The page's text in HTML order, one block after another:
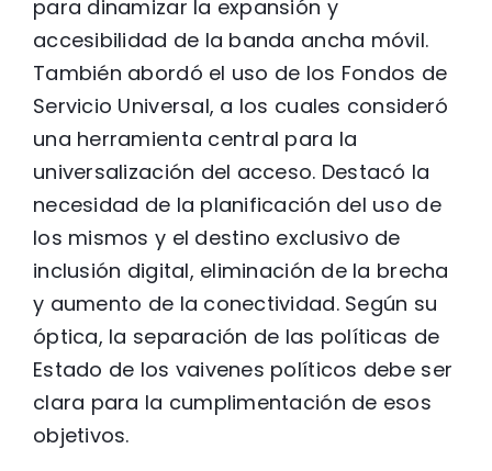
para dinamizar la expansión y
accesibilidad de la banda ancha móvil.
También abordó el uso de los Fondos de
Servicio Universal, a los cuales consideró
una herramienta central para la
universalización del acceso. Destacó la
necesidad de la planificación del uso de
los mismos y el destino exclusivo de
inclusión digital, eliminación de la brecha
y aumento de la conectividad. Según su
óptica, la separación de las políticas de
Estado de los vaivenes políticos debe ser
clara para la cumplimentación de esos
objetivos.